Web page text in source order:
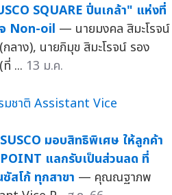
SQUARE ปิ่นเกล้า" แห่งที่
Non-oil — นายมงคล สิมะโรจน์
ลาง), นายภิมุข สิมะโรจน์ รอง
... 13 ม.ค.
มอบสิทธิพิเศษ ให้ลูกค้า
POINT แลกรับเป็นส่วนลด ที่
สโก้ ทุกสาขา — คุณณฐาภพ